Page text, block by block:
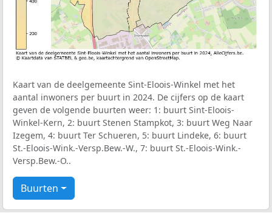
Kaart van de deelgemeente Sint-Eloois-Winkel met het
aantal inwoners per buurt in 2024. De cijfers op de kaart
geven de volgende buurten weer: 1: buurt Sint-Eloois-
Winkel-Kern, 2: buurt Stenen Stampkot, 3: buurt Weg Naar
Izegem, 4: buurt Ter Schueren, 5: buurt Lindeke, 6: buurt
St.-Eloois-Wink.-Versp.Bew.-W., 7: buurt St.-Eloois-Wink.-
Versp.Bew.-O..
Buurten